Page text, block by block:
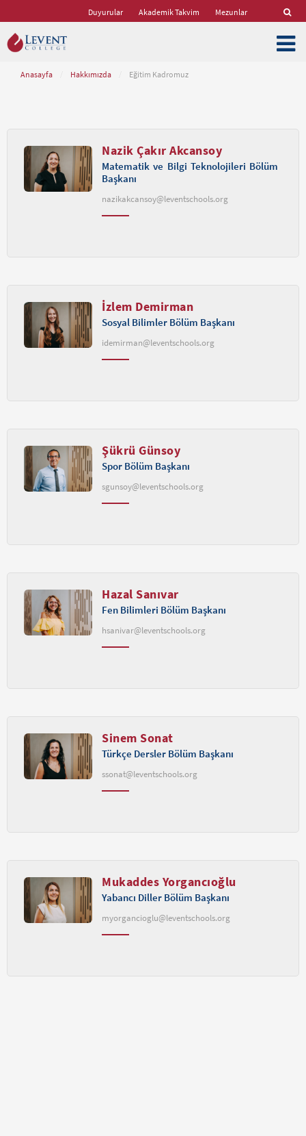
Duyurular Akademik Takvim Mezunlar
Anasayfa Hakkımızda Eğitim Kadromuz
Nazik Çakır Akcansoy
Matematik ve Bilgi Teknolojileri Bölüm
Başkanı
nazikakcansoy@leventschools.org
İzlem Demirman
Sosyal Bilimler Bölüm Başkanı
idemirman@leventschools.org
Şükrü Günsoy
Spor Bölüm Başkanı
sgunsoy@leventschools.org
Hazal Sanıvar
Fen Bilimleri Bölüm Başkanı
hsanivar@leventschools.org
Sinem Sonat
Türkçe Dersler Bölüm Başkanı
ssonat@leventschools.org
Mukaddes Yorgancıoğlu
Yabancı Diller Bölüm Başkanı
myorgancioglu@leventschools.org